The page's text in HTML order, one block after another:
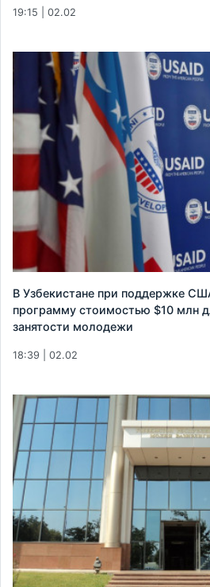
19:15 | 02.02
В Узбекистане при поддержке
программу стоимостью $10 млн
занятости молодежи
18:39 | 02.02